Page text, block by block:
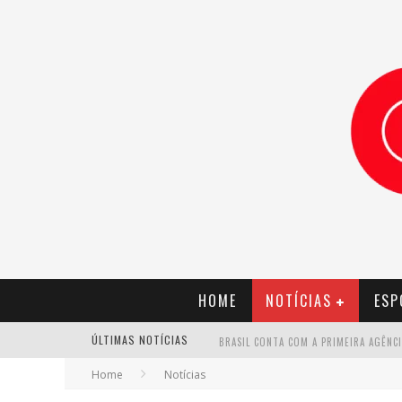
HOME NOTÍCIAS
ÚLTIMAS NOTÍCIAS
Home Notícias